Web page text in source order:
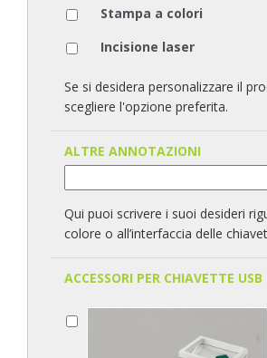
Stampa a colori
Incisione laser
Se si desidera personalizzare il
scegliere l'opzione preferita.
ALTRE ANNOTAZIONI
Qui puoi scrivere i suoi desideri
colore o all’interfaccia delle
ACCESSORI PER CHIAVETTE USB